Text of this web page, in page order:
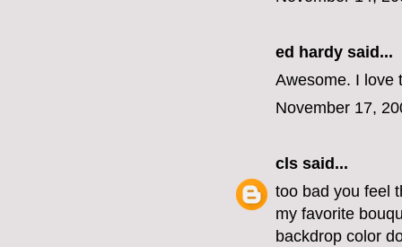
ed hardy said...
Awesome. I love
November 17,
cls said...
too bad you feel
my favorite
backdrop color